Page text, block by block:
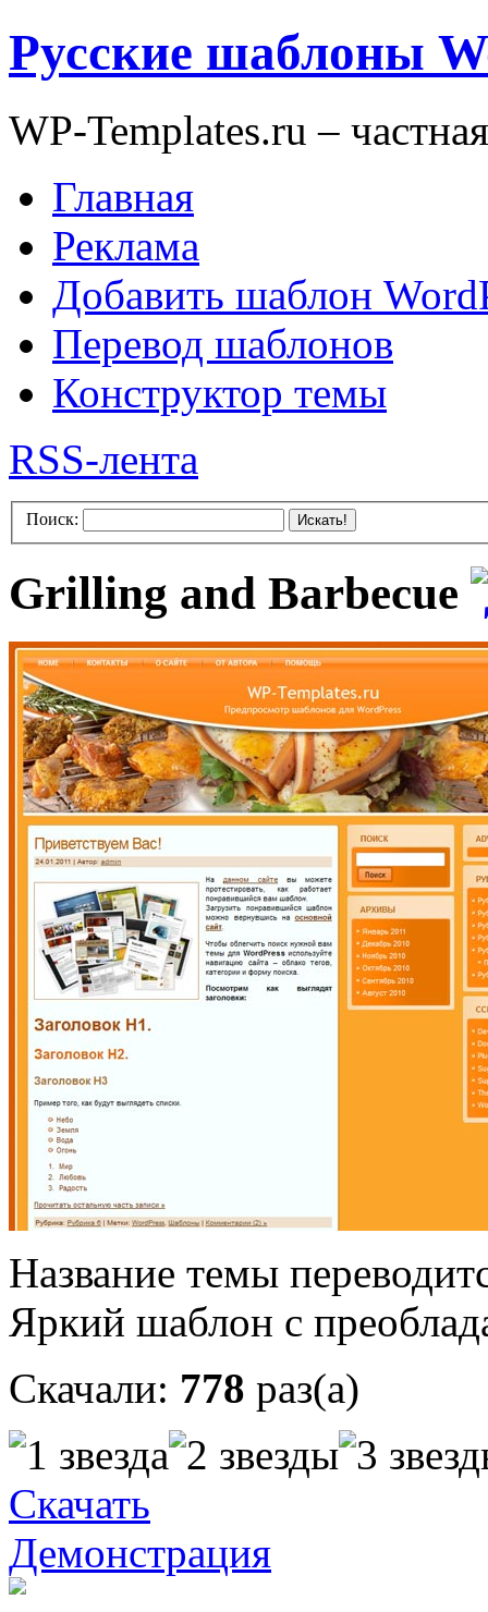
Русские шаблоны
WP-Templates.ru –
Главная
Реклама
Добавить шаблон
Перевод шаблонов
Конструктор темы
RSS-лента
Поиск: Искать!
Grilling and Barbecue
Название темы
Яркий шаблон с
Скачали: 778 раз(а)
Скачать
Демонстрация